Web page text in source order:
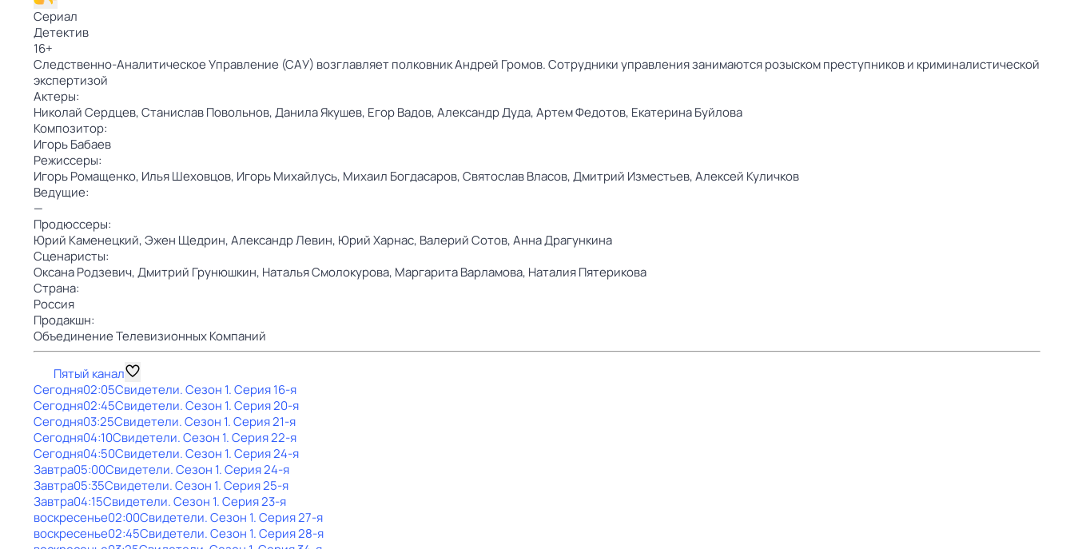
Сериал
Детектив
16+
Следственно-Аналитическое Управление (САУ) возглавляет полковник Андрей Громов. Сотрудники управления занимаются розыском преступников и криминалистической
экспертизой
Актеры:
Николай Сердцев,Станислав Повольнов,Данила Якушев, Егор Вадов,Александр Дуда,Артем Федотов, Екатерина Буйлова
Композитор:
Игорь Бабаев
Режиссеры:
Игорь Ромащенко, Илья Шеховцов, Игорь Михайлусь, Михаил Богдасаров,Святослав Власов,Дмитрий Изместьев,Алексей Куличков
Ведущие:
—
Продюссеры:
Юрий Каменецкий,Эжен Щедрин,Александр Левин, Юрий Харнас, Валерий Сотов,Анна Драгункина
Сценаристы:
Оксана Родзевич,Дмитрий Грунюшкин, Наталья Смолокурова, Маргарита Варламова, Наталия Пятерикова
Страна:
Россия
Продакшн:
Объединение Телевизионных Компаний
Пятый канал
Сегодня02:05Свидетели. Сезон 1. Серия 16-я
Сегодня02:45Свидетели. Сезон 1. Серия 20-я
Сегодня03:25Свидетели. Сезон 1. Серия 21-я
Сегодня04:10Свидетели. Сезон 1. Серия 22-я
Сегодня04:50Свидетели. Сезон 1. Серия 24-я
Завтра05:00Свидетели. Сезон 1. Серия 24-я
Завтра05:35Свидетели. Сезон 1. Серия 25-я
Завтра04:15Свидетели. Сезон 1. Серия 23-я
воскресенье02:00Свидетели. Сезон 1. Серия 27-я
воскресенье02:45Свидетели. Сезон 1. Серия 28-я